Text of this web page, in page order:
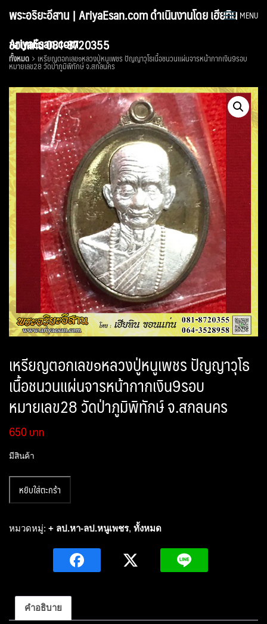
พระอริยะอีสาน | AriyaEsan.com ดำเนินงานโดย เฮียทิน
ขอนแก่น 081-8720355
MENU
AriyaEsan.com
ทั้งหมด เหรียญตอกเลข๑หลวงปู่หนูเพชร ปัญญาวุโธเนื้อชนวนแผ่นจารหน้ากากเงิน9รอบ
หมายเลข28 วัดป่าภูมิพิทักษ์ จ.สกลนคร
เหรียญตอกเลข๑หลวงปู่หนูเพชร ปัญญาวุโธ
เนื้อชนวนแผ่นจารหน้ากากเงิน9รอบ
หมายเลข28 วัดป่าภูมิพิทักษ์ จ.สกลนคร
650
มีสินค้า
เหรียญ
เลข๑หลวง
วุโธ
หยิบใส่ตะกร้า
หมวดหมู่: + ลป.หา-ลป.หนูเพชร, ทั้งหมด
คำอธิบาย